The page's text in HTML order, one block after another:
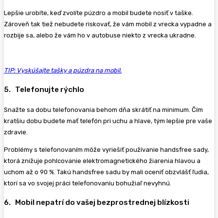
Lepšie urobíte, keď zvolíte púzdro a mobil budete nosiť v taške.
Zároveň tak tiež nebudete riskovať, že vám mobil z vrecka vypadne a
rozbije sa, alebo že vám ho v autobuse niekto z vrecka ukradne.
TIP: Vyskúšajte tašky a púzdra na mobil.
5. Telefonujte rýchlo
Snažte sa dobu telefonovania behom dňa skrátiť na minimum. Čím
kratšiu dobu budete mať telefón pri uchu a hlave, tým lepšie pre vaše
zdravie.
Problémy s telefonovaním môže vyriešiť používanie handsfree sady,
ktorá znižuje pohlcovanie elektromagnetického žiarenia hlavou a
uchom až o 90 %. Takú handsfree sadu by mali oceniť obzvlášť ľudia,
ktorí sa vo svojej práci telefonovaniu bohužiaľ nevyhnú.
6. Mobil nepatrí do vašej bezprostrednej blízkosti